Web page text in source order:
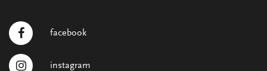
facebook
instagram